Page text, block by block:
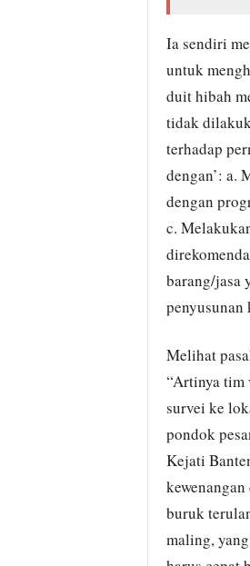
Ia sendiri
untuk
duit hibah
tidak
terhadap
dengan’: a.
dengan
c.
barang/jasa
penyusunan
Melihat
“Artinya tim
survei ke
pondok
Kejati
buruk
maling,